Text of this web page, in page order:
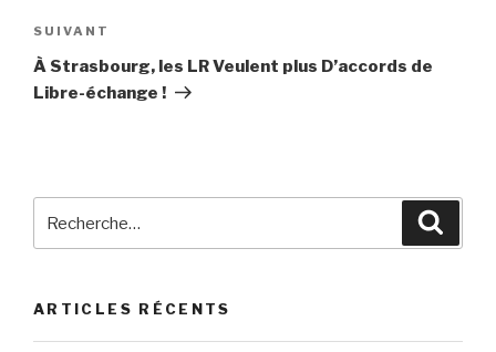
Article
suivant
SUIVANT
À Strasbourg, les LR Veulent plus D’accords de
Libre-échange !
ARTICLES RÉCENTS